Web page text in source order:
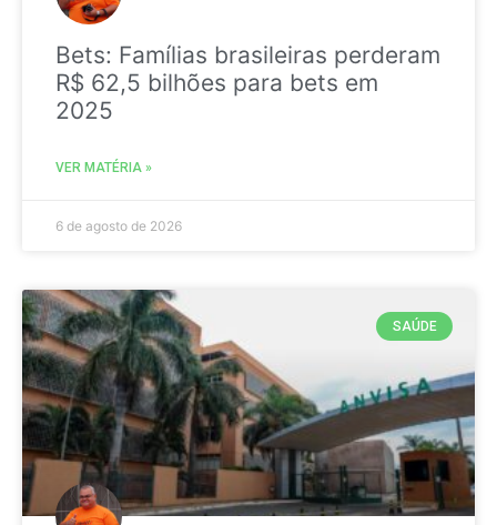
Bets: Famílias brasileiras perderam
R$ 62,5 bilhões para bets em
2025
VER MATÉRIA »
6 de agosto de 2026
SAÚDE